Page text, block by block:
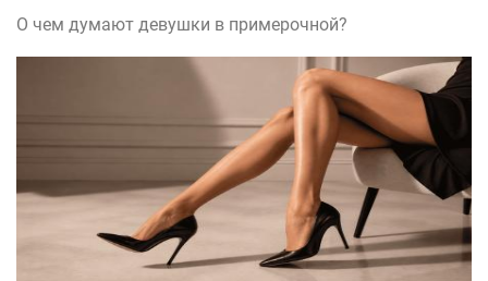
О чем думают девушки в примерочной?